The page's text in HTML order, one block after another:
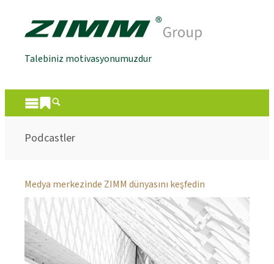
Talebiniz motivasyonumuzdur
Podcastler
Medya merkezinde ZIMM dünyasını keşfedin